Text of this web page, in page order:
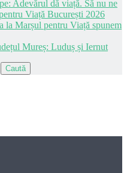
Adevărul dă viață. Să nu ne
Viață București 2026
la Marșul pentru Viață spunem
Mureș: Luduș și Iernut
Caută